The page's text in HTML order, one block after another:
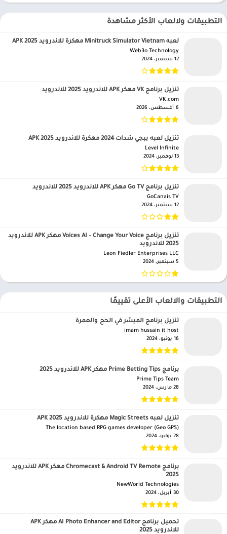
التطبيقات ولالعاب الأكثر مشاهدة
لعبه Minitruck Simulator Vietnam مهكرة للاندرويد APK 2025
Web3o Technology‏
12 سبتمبر، 2024
تنزيل برنامج VK مهكر APK للاندرويد 2025 للاندرويد
VK.com‏
6 أغسطس، 2026
تنزيل لعبه ببجي شدات 2024 مهكرة للاندرويد APK 2025
Level Infinite‏
13 نوفمبر، 2024
تنزيل برنامج Go TV مهكر APK للاندرويد 2025 للاندرويد
GoCanais TV‏
12 سبتمبر، 2024
تنزيل برنامج Voices AI – Change Your Voice مهكر APK للاندرويد
2025 للاندرويد
Leon Fiedler Enterprises LLC‏
5 سبتمبر، 2024
التطبيقات والالعاب الأعلى تقييمًا
تنزيل برنامج الميسّر في الحج والعمرة
imam hussain it host‏
16 يونيو، 2024
برنامج Prime Betting Tips مهكر APK للاندرويد 2025
Prime Tips Team‏
28 مارس، 2024
تنزيل لعبه Magic Streets مهكرة للاندرويد APK 2025
The location based RPG games developer (Geo GPS)‏
28 يوليو، 2024
برنامج Chromecast & Android TV Remote مهكر APK للاندرويد
2025
NewWorld Technologies‏
30 أبريل، 2024
تحميل برنامج AI Photo Enhancer and Editor مهكر APK
للاندرويد 2025